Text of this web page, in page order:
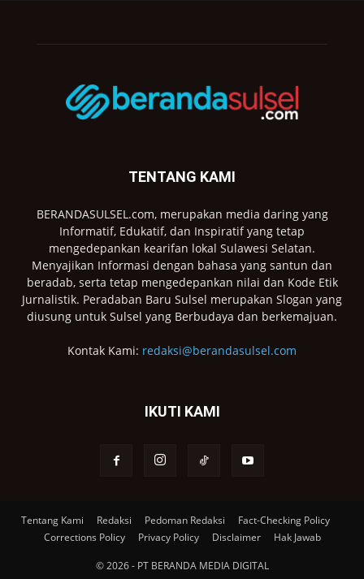
TENTANG KAMI
BERANDASULSEL.com, merupakan media daring yang
Informatif, Edukatif, dan Inspiratif yang tetap
mengedepankan kearifan lokal Sulawesi Selatan.
Menyajikan Informasi dengan bahasa yang santun dan
beradab, serta tetap mengedepankan nilai dan Kode Etik
Jurnalistik. Peradaban Baru Sulsel merupakan Slogan yang
diusung untuk Sulsel yang Berbudaya dan berkemajuan.
Kontak Kami: redaksi@berandasulsel.com
IKUTI KAMI
Tentang Kami Redaksi Pedoman Redaksi
Fact-Checking Policy
Corrections Policy
Privacy Policy Disclaimer Hak Jawab
© 2026 - PT BERANDA MEDIA DIGITAL